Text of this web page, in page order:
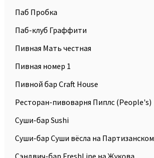
Паб Пробка
Паб-клуб Граффити
Пивная Мать честная
Пивная номер 1
Пивной бар Craft House
Ресторан-пивоварня Пиплc (People's)
Суши-бар Sushi
Суши-бар Суши вёсла на Партизанском
Сэндвич-бар FreshLine на Жукова